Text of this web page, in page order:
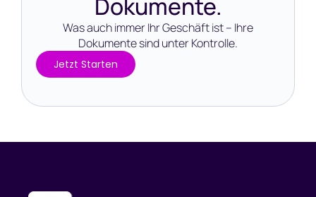
Was auch immer Ihr Geschäft ist – Ihre
Dokumente sind unter Kontrolle.
Jetzt Starten